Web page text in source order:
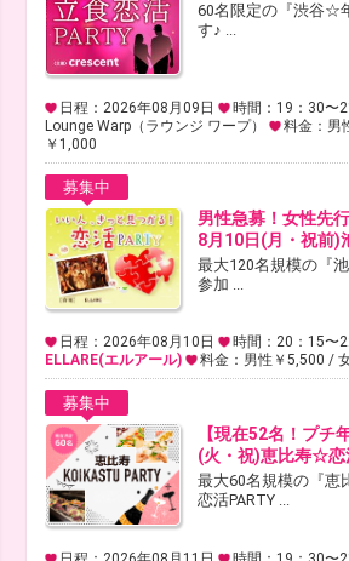
60名限定の『渋谷☆
す♪ ...
日程：2026年08月09日 時間：19：30〜
Lounge Warp（ラウンジ ワープ）
料金：男
￥1,000
募集中
男性急募！女性先
8月10日(月・祝前)
最大120名規模の『
参加 ...
日程：2026年08月10日 時間：20：15〜
ELLARE(エルアール)
料金：男性￥5,500 /
募集中
【現在52名！プチ
(火・祝)恵比寿☆
最大60名規模の『
恋活PARTY ...